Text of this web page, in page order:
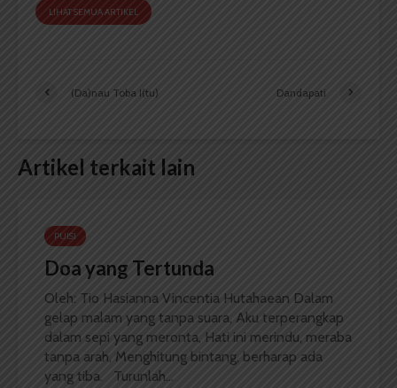
LIHAT SEMUA ARTIKEL
(Da)nau Toba I(tu) Dandapati
Artikel terkait lain
PUISI
Doa yang Tertunda
Oleh: Tio Hasianna Vincentia Hutahaean Dalam
gelap malam yang tanpa suara, Aku terperangkap
dalam sepi yang meronta, Hati ini merindu, meraba
tanpa arah, Menghitung bintang, berharap ada
yang tiba. Turunlah...